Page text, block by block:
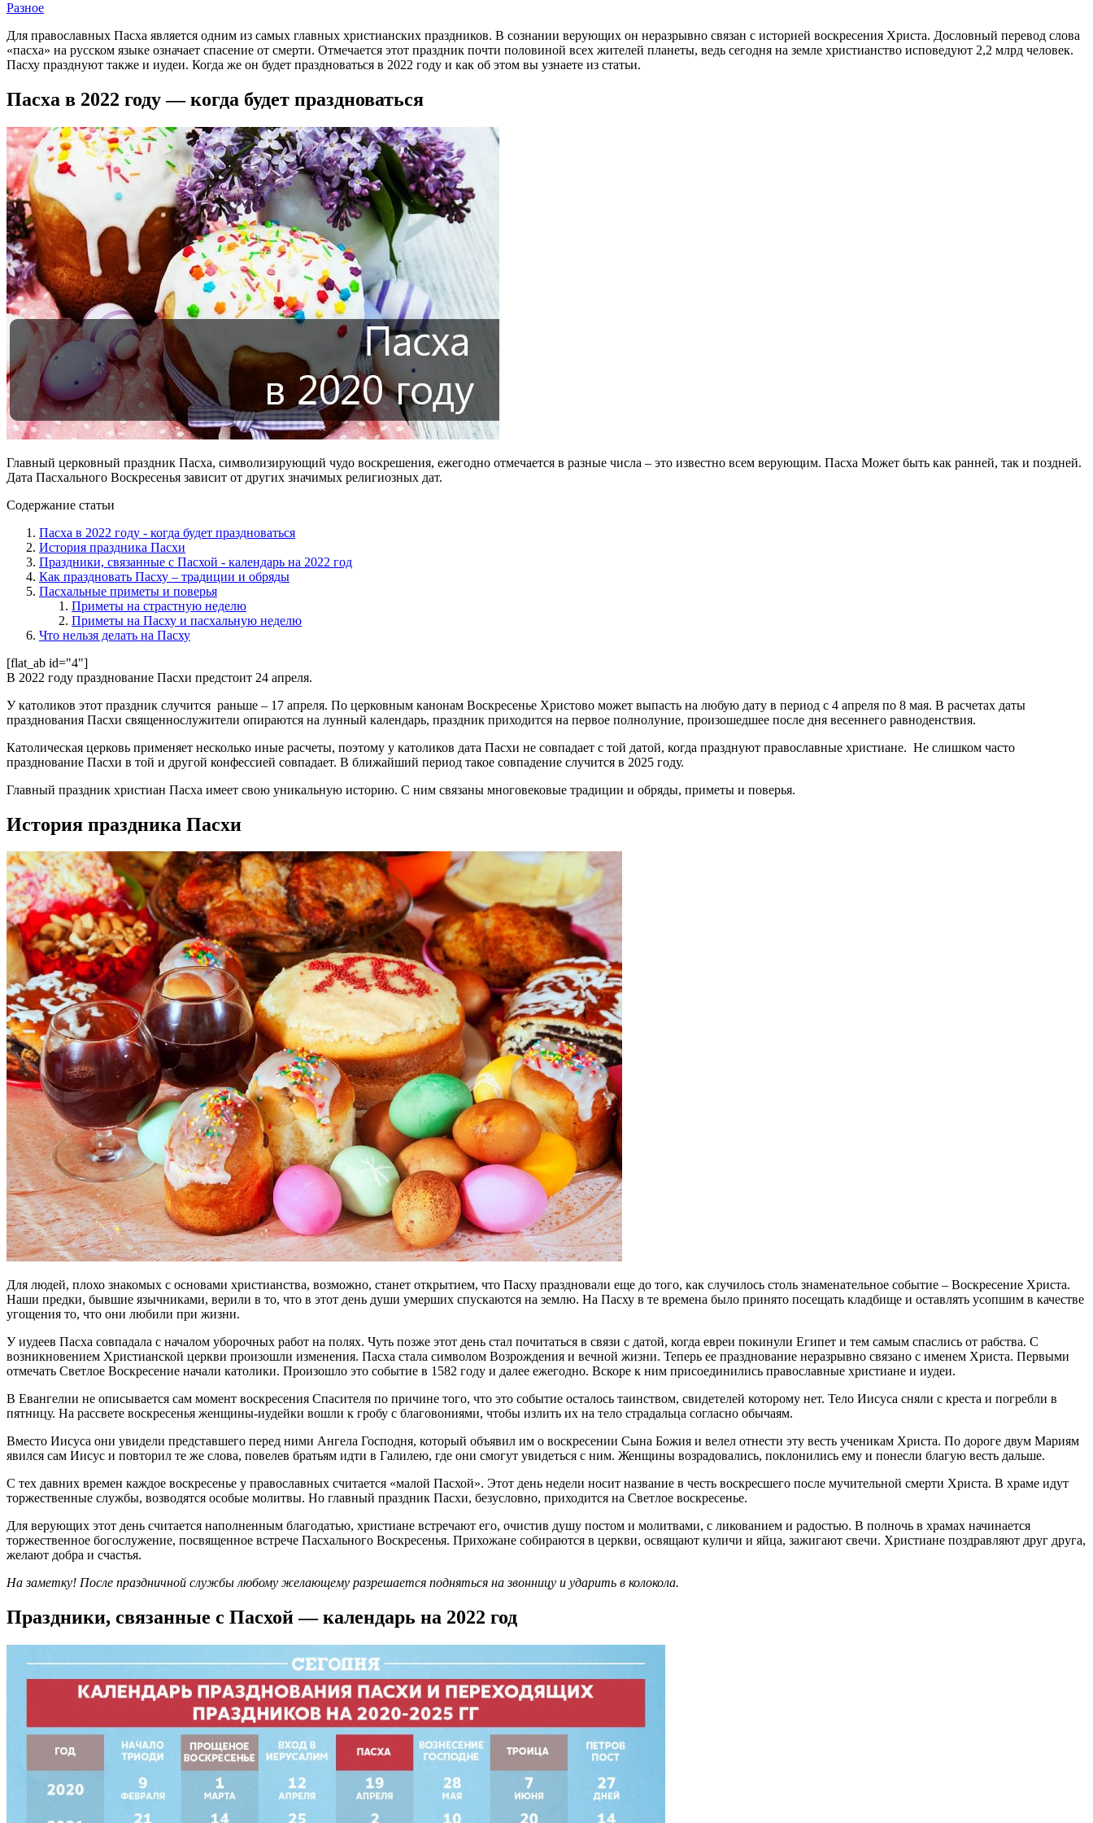
Разное
Для православных Пасха является одним из самых главных христианских праздников. В сознании верующих он неразрывно связан с историей воскресения Христа. Дословный перевод слова
«пасха» на русском языке означает спасение от смерти. Отмечается этот праздник почти половиной всех жителей планеты, ведь сегодня на земле христианство исповедуют 2,2 млрд человек.
Пасху празднуют также и иудеи. Когда же он будет праздноваться в 2022 году и как об этом вы узнаете из статьи.
Пасха в 2022 году — когда будет праздноваться
Главный церковный праздник Пасха, символизирующий чудо воскрешения, ежегодно отмечается в разные числа – это известно всем верующим. Пасха Может быть как ранней, так и поздней.
Дата Пасхального Воскресенья зависит от других значимых религиозных дат.
Содержание статьи
Пасха в 2022 году - когда будет праздноваться
История праздника Пасхи
Праздники, связанные с Пасхой - календарь на 2022 год
Как праздновать Пасху – традиции и обряды
Пасхальные приметы и поверья
Приметы на страстную неделю
Приметы на Пасху и пасхальную неделю
Что нельзя делать на Пасху
[flat_ab id="4"]
В 2022 году празднование Пасхи предстоит 24 апреля.
У католиков этот праздник случится раньше – 17 апреля. По церковным канонам Воскресенье Христово может выпасть на любую дату в период с 4 апреля по 8 мая. В расчетах даты
празднования Пасхи священнослужители опираются на лунный календарь, праздник приходится на первое полнолуние, произошедшее после дня весеннего равноденствия.
Католическая церковь применяет несколько иные расчеты, поэтому у католиков дата Пасхи не совпадает с той датой, когда празднуют православные христиане. Не слишком часто
празднование Пасхи в той и другой конфессией совпадает. В ближайший период такое совпадение случится в 2025 году.
Главный праздник христиан Пасха имеет свою уникальную историю. С ним связаны многовековые традиции и обряды, приметы и поверья.
История праздника Пасхи
Для людей, плохо знакомых с основами христианства, возможно, станет открытием, что Пасху праздновали еще до того, как случилось столь знаменательное событие – Воскресение Христа.
Наши предки, бывшие язычниками, верили в то, что в этот день души умерших спускаются на землю. На Пасху в те времена было принято посещать кладбище и оставлять усопшим в качестве
угощения то, что они любили при жизни.
У иудеев Пасха совпадала с началом уборочных работ на полях. Чуть позже этот день стал почитаться в связи с датой, когда евреи покинули Египет и тем самым спаслись от рабства. С
возникновением Христианской церкви произошли изменения. Пасха стала символом Возрождения и вечной жизни. Теперь ее празднование неразрывно связано с именем Христа. Первыми
отмечать Светлое Воскресение начали католики. Произошло это событие в 1582 году и далее ежегодно. Вскоре к ним присоединились православные христиане и иудеи.
В Евангелии не описывается сам момент воскресения Спасителя по причине того, что это событие осталось таинством, свидетелей которому нет. Тело Иисуса сняли с креста и погребли в
пятницу. На рассвете воскресенья женщины-иудейки вошли к гробу с благовониями, чтобы излить их на тело страдальца согласно обычаям.
Вместо Иисуса они увидели представшего перед ними Ангела Господня, который объявил им о воскресении Сына Божия и велел отнести эту весть ученикам Христа. По дороге двум Мариям
явился сам Иисус и повторил те же слова, повелев братьям идти в Галилею, где они смогут увидеться с ним. Женщины возрадовались, поклонились ему и понесли благую весть дальше.
С тех давних времен каждое воскресенье у православных считается «малой Пасхой». Этот день недели носит название в честь воскресшего после мучительной смерти Христа. В храме идут
торжественные службы, возводятся особые молитвы. Но главный праздник Пасхи, безусловно, приходится на Светлое воскресенье.
Для верующих этот день считается наполненным благодатью, христиане встречают его, очистив душу постом и молитвами, с ликованием и радостью. В полночь в храмах начинается
торжественное богослужение, посвященное встрече Пасхального Воскресенья. Прихожане собираются в церкви, освящают куличи и яйца, зажигают свечи. Христиане поздравляют друг друга,
желают добра и счастья.
На заметку! После праздничной службы любому желающему разрешается подняться на звонницу и ударить в колокола.
Праздники, связанные с Пасхой — календарь на 2022 год